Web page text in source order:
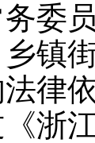
委
镇
律
浙